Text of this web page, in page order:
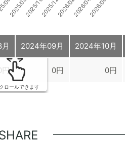
2024年09月 2024年10月
円 0円 0円
ロールできます